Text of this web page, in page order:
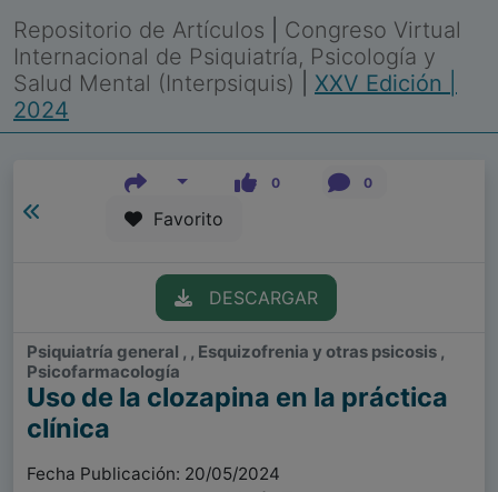
Repositorio de Artículos
Congreso Virtual
Internacional de Psiquiatría, Psicología y
Salud Mental (Interpsiquis)
XXV Edición |
2024
0 0
Favorito
DESCARGAR
Psiquiatría general , , Esquizofrenia y otras psicosis ,
Psicofarmacología
Uso de la clozapina en la práctica
clínica
Fecha Publicación: 20/05/2024